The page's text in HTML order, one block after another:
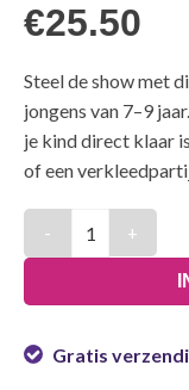
€25.50
Steel de show met
jongens van 7–9
je kind direct klaar
of een
Gratis